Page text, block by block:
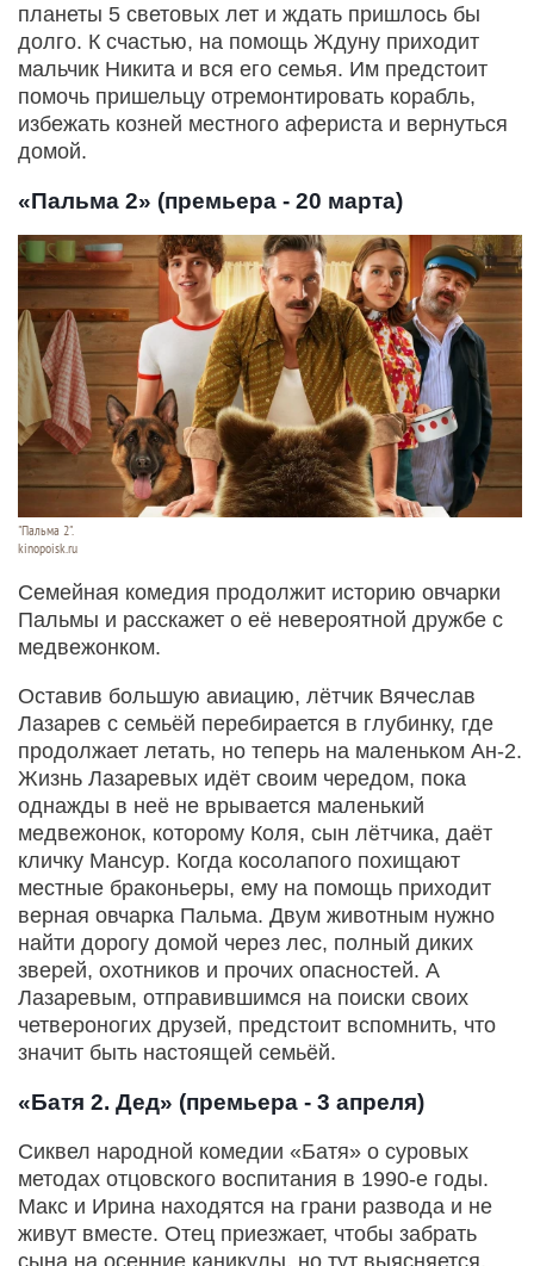
планеты 5 световых лет и ждать пришлось бы
долго. К счастью, на помощь Ждуну приходит
мальчик Никита и вся его семья. Им предстоит
помочь пришельцу отремонтировать корабль,
избежать козней местного афериста и вернуться
домой.
«Пальма 2» (премьера - 20 марта)
"Пальма 2".
kinopoisk.ru
Семейная комедия продолжит историю овчарки
Пальмы и расскажет о её невероятной дружбе с
медвежонком.
Оставив большую авиацию, лётчик Вячеслав
Лазарев с семьёй перебирается в глубинку, где
продолжает летать, но теперь на маленьком Ан-2.
Жизнь Лазаревых идёт своим чередом, пока
однажды в неё не врывается маленький
медвежонок, которому Коля, сын лётчика, даёт
кличку Мансур. Когда косолапого похищают
местные браконьеры, ему на помощь приходит
верная овчарка Пальма. Двум животным нужно
найти дорогу домой через лес, полный диких
зверей, охотников и прочих опасностей. А
Лазаревым, отправившимся на поиски своих
четвероногих друзей, предстоит вспомнить, что
значит быть настоящей семьёй.
«Батя 2. Дед» (премьера - 3 апреля)
Сиквел народной комедии «Батя» о суровых
методах отцовского воспитания в 1990-е годы.
Макс и Ирина находятся на грани развода и не
живут вместе. Отец приезжает, чтобы забрать